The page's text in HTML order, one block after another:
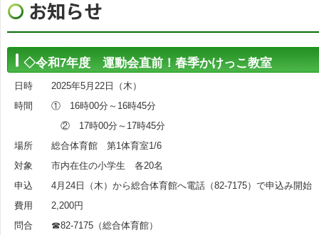
◇令和7年度 運動会直前！春季かけっこ教室
日時 2025年5月22日（木）
時間 ① 16時00分～16時45分
② 17時00分～17時45分
場所 総合体育館 第1体育室1/6
対象 市内在住の小学生 各20名
申込 4月24日（木）から総合体育館へ電話（82-7175）で申込み開始
費用 2,200円
問合 ☎82-7175（総合体育館）